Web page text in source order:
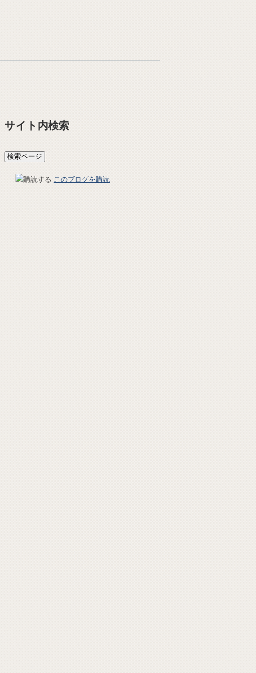
サイト内検索
このブログを購読